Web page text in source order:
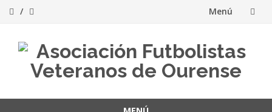
Menú
contenido